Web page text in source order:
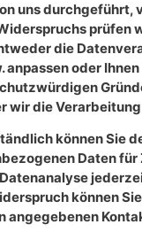
uns durchgeführt,
prüfen
die
anpassen oder
wir die
können Sie
Daten
können
angegebenen